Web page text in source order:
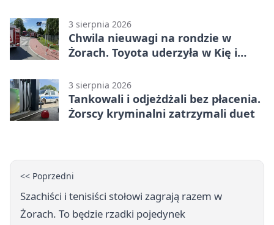
3 sierpnia 2026
Chwila nieuwagi na rondzie w
Żorach. Toyota uderzyła w Kię i
3 sierpnia 2026
Tankowali i odjeżdżali bez płacenia.
Żorscy kryminalni zatrzymali duet
<< Poprzedni
Szachiści i tenisiści stołowi zagrają razem w
Żorach. To będzie rzadki pojedynek